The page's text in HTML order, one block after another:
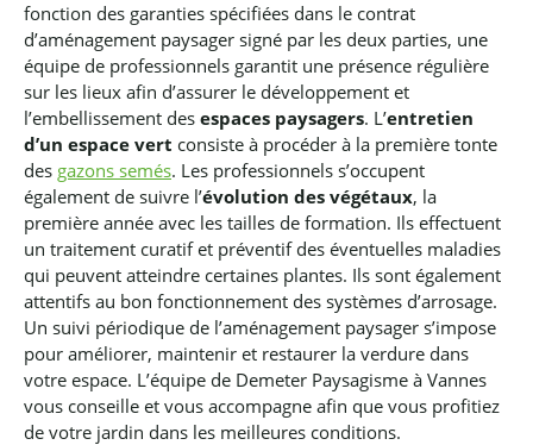
fonction des garanties spécifiées dans le contrat
d’aménagement paysager signé par les deux parties, une
équipe de professionnels garantit une présence régulière
sur les lieux afin d’assurer le développement et
l’embellissement des espaces paysagers. L’entretien
d’un espace vert consiste à procéder à la première tonte
des gazons semés. Les professionnels s’occupent
également de suivre l’évolution des végétaux, la
première année avec les tailles de formation. Ils effectuent
un traitement curatif et préventif des éventuelles maladies
qui peuvent atteindre certaines plantes. Ils sont également
attentifs au bon fonctionnement des systèmes d’arrosage.
Un suivi périodique de l’aménagement paysager s’impose
pour améliorer, maintenir et restaurer la verdure dans
votre espace. L’équipe de Demeter Paysagisme à Vannes
vous conseille et vous accompagne afin que vous profitiez
de votre jardin dans les meilleures conditions.